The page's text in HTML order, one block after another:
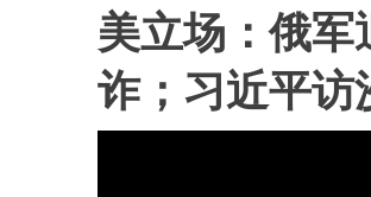
美立场：俄军
诈；习近平访